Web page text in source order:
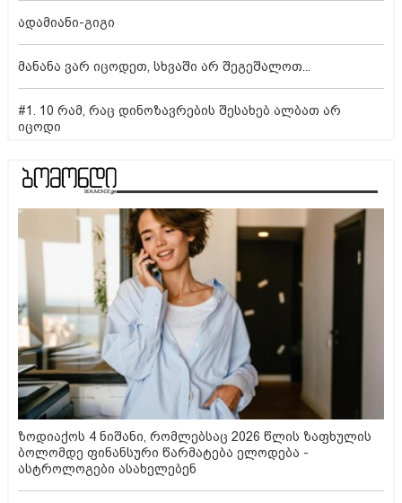
ადამიანი-გიგი
მანანა ვარ იცოდეთ, სხვაში არ შეგეშალოთ...
#1. 10 რამ, რაც დინოზავრების შესახებ ალბათ არ
იცოდი
ზოდიაქოს 4 ნიშანი, რომლებსაც 2026 წლის ზაფხულის
ბოლომდე ფინანსური წარმატება ელოდება -
ასტროლოგები ასახელებენ